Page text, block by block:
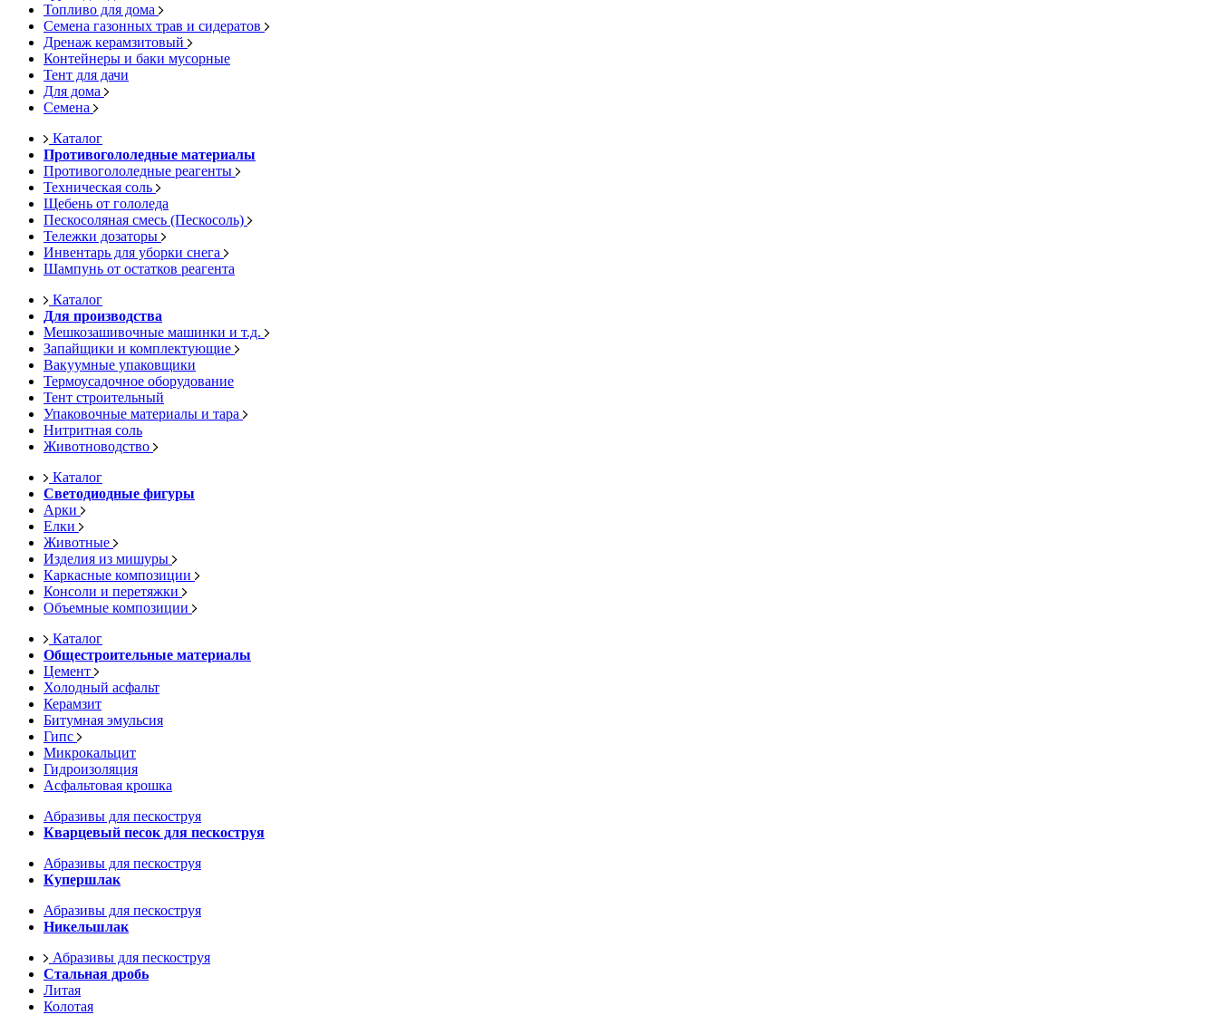
Топливо для дома
Семена газонных трав и сидератов
Дренаж керамзитовый
Контейнеры и баки мусорные
Тент для дачи
Для дома
Семена
Каталог
Противогололедные материалы
Противогололедные реагенты
Техническая соль
Щебень от гололеда
Пескосоляная смесь (Пескосоль)
Тележки дозаторы
Инвентарь для уборки снега
Шампунь от остатков реагента
Каталог
Для производства
Мешкозашивочные машинки и т.д.
Запайщики и комплектующие
Вакуумные упаковщики
Термоусадочное оборудование
Тент строительный
Упаковочные материалы и тара
Нитритная соль
Животноводство
Каталог
Светодиодные фигуры
Арки
Елки
Животные
Изделия из мишуры
Каркасные композиции
Консоли и перетяжки
Объемные композиции
Каталог
Общестроительные материалы
Цемент
Холодный асфальт
Керамзит
Битумная эмульсия
Гипс
Микрокальцит
Гидроизоляция
Асфальтовая крошка
Абразивы для пескоструя
Кварцевый песок для пескоструя
Абразивы для пескоструя
Купершлак
Абразивы для пескоструя
Никельшлак
Абразивы для пескоструя
Стальная дробь
Литая
Колотая